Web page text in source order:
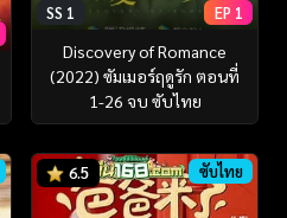
SS 1 EP 1
Discovery of Romance
(2022) ซัมเมอร์ฤดูรัก ตอนที่
1-26 จบ ซับไทย
6.5 ซับไทย